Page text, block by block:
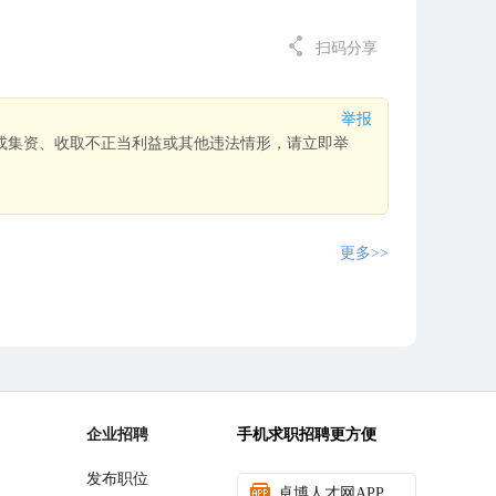
扫码分享
举报
资、收取不正当利益或其他违法情形，请立即举
更多>>
企业招聘
发布职位
手机求职招聘更方便